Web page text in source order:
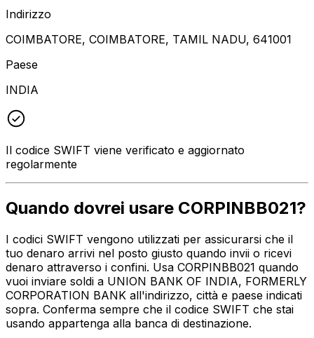
Indirizzo
COIMBATORE, COIMBATORE, TAMIL NADU, 641001
Paese
INDIA
Il codice SWIFT viene verificato e aggiornato
regolarmente
Quando dovrei usare CORPINBB021?
I codici SWIFT vengono utilizzati per assicurarsi che il
tuo denaro arrivi nel posto giusto quando invii o ricevi
denaro attraverso i confini. Usa CORPINBB021 quando
vuoi inviare soldi a UNION BANK OF INDIA, FORMERLY
CORPORATION BANK all'indirizzo, città e paese indicati
sopra. Conferma sempre che il codice SWIFT che stai
usando appartenga alla banca di destinazione.